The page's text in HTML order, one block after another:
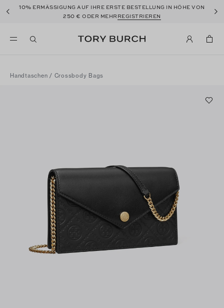
10% ERMÄSSIGUNG AUF IHRE ERSTE BESTELLUNG IN HÖHE VON
250 € ODER MEHR REGISTRIEREN
Handtaschen / Crossbody Bags